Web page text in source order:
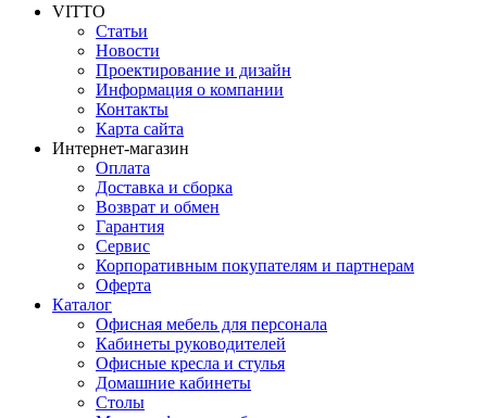
VITTO
Статьи
Новости
Проектирование и дизайн
Информация о компании
Контакты
Карта сайта
Интернет-магазин
Оплата
Доставка и сборка
Возврат и обмен
Гарантия
Сервис
Корпоративным покупателям и партнерам
Оферта
Каталог
Офисная мебель для персонала
Кабинеты руководителей
Офисные кресла и стулья
Домашние кабинеты
Столы